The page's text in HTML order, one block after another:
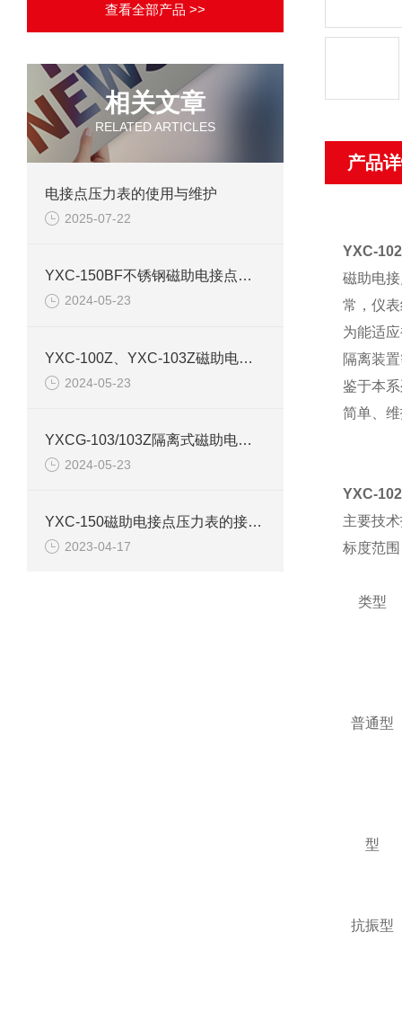
查看全部产品 >>
相关文章
RELATED ARTICLES
电接点压力表的使用与维护
2025-07-22
YXC-150BF不锈钢磁助电接点压力表产品介绍
2024-05-23
YXC-100Z、YXC-103Z磁助电接点压力表产品介绍
2024-05-23
YXCG-103/103Z隔离式磁助电接点压力表产品介绍
2024-05-23
YXC-150磁助电接点压力表的接线图和原理结构
2023-04-17
产品
YXC-
磁助电
常，仪
为能适
隔离装
鉴于本
简单、
YXC-
主要技
标度范
类型
普通型
型
抗振型